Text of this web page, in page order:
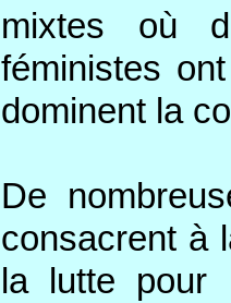
mixtes où
féministes
dominent la
De
consacrent à
la lutte pour